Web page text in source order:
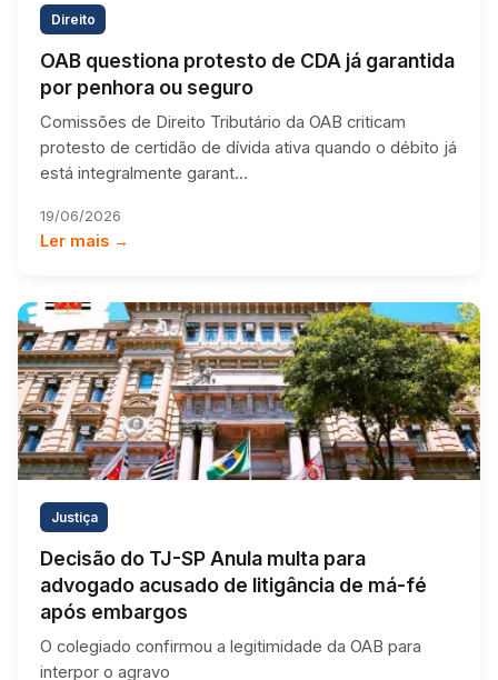
Direito
OAB questiona protesto de CDA já garantida
por penhora ou seguro
Comissões de Direito Tributário da OAB criticam
protesto de certidão de dívida ativa quando o débito já
está integralmente garant…
19/06/2026
Ler mais →
Justiça
Decisão do TJ-SP Anula multa para
advogado acusado de litigância de má-fé
após embargos
O colegiado confirmou a legitimidade da OAB para
interpor o agravo